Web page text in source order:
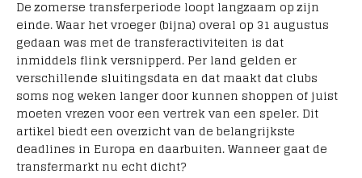
De zomerse transferperiode loopt langzaam op zijn
einde. Waar het vroeger (bijna) overal op 31 augustus
gedaan was met de transferactiviteiten is dat
inmiddels flink versnipperd. Per land gelden er
verschillende sluitingsdata en dat maakt dat clubs
soms nog weken langer door kunnen shoppen of juist
moeten vrezen voor een vertrek van een speler. Dit
artikel biedt een overzicht van de belangrijkste
deadlines in Europa en daarbuiten. Wanneer gaat de
transfermarkt nu echt dicht?